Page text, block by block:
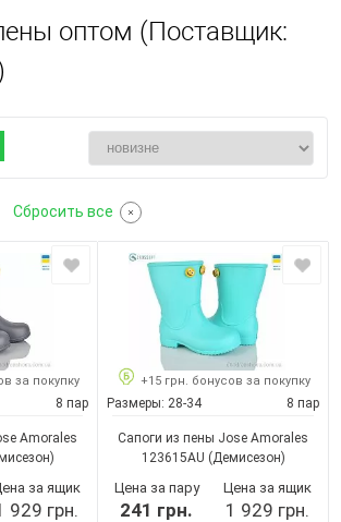
оптом (Поставщик:
Сбросить все
за покупку
8 пар
Amorales
за ящик
929 грн.
+15 грн. бонусов за покупку
Размеры: 28-34 8 пар
Сапоги из пены Jose Amorales
123615AU (Демисезон)
Цена за пару
241 грн.
Цена за ящик
1 929 грн.